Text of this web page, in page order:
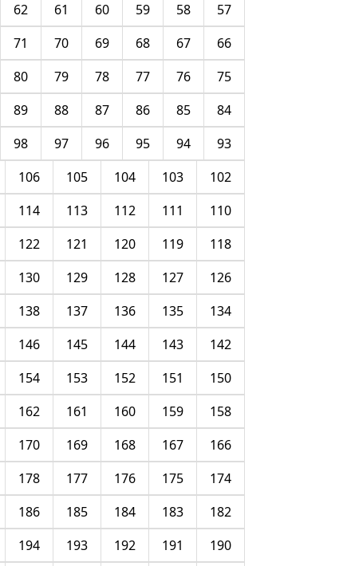
57
58
59
60
61
62
66
67
68
69
70
71
75
76
77
78
79
80
84
85
86
87
88
89
93
94
95
96
97
98
102
103
104
105
106
110
111
112
113
114
118
119
120
121
122
126
127
128
129
130
134
135
136
137
138
142
143
144
145
146
150
151
152
153
154
158
159
160
161
162
166
167
168
169
170
174
175
176
177
178
182
183
184
185
186
190
191
192
193
194